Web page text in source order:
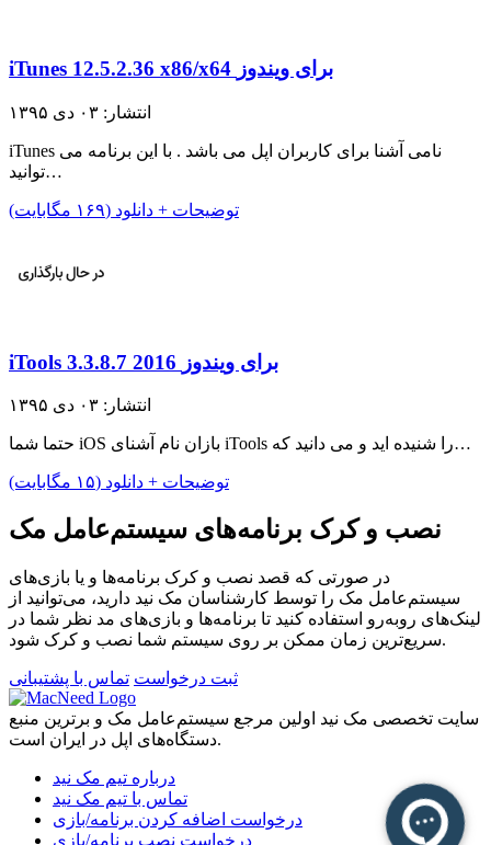
iTunes 12.5.2.36 x86/x64 برای ویندوز
انتشار: ۰۳ دی ۱۳۹۵
iTunes نامی آشنا برای کاربران اپل می باشد . با این برنامه می
توانید…
توضیحات + دانلود (۱۶۹ مگابایت)
iTools 3.3.8.7 2016 برای ویندوز
انتشار: ۰۳ دی ۱۳۹۵
حتما شما iOS بازان نام آشنای iTools را شنیده اید و می دانید که…
توضیحات + دانلود (۱۵ مگابایت)
نصب و کرک برنامه‌های سیستم‌عامل مک
در صورتی که قصد نصب و کرک برنامه‌ها و یا بازی‌های
سیستم‌عامل مک را توسط کارشناسان مک نید دارید، می‌توانید از
لینک‌های رو‌به‌رو استفاده کنید تا برنامه‌ها و بازی‌های مد نظر شما در
سریع‌ترین زمان ممکن بر روی سیستم شما نصب و کرک شود.
ثبت درخواست تماس با پشتیبانی
سایت تخصصی مک نید اولین مرجع سیستم‌عامل مک و برترین منبع
دستگاه‌های اپل در ایران است.
درباره تیم مک نید
تماس با تیم مک نید
درخواست اضافه کردن برنامه/بازی
درخواست نصب برنامه/بازی